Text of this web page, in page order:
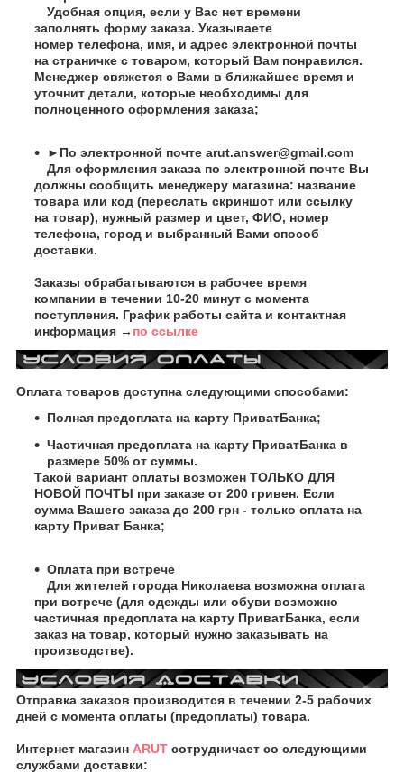
Удобная опция, если у Вас нет времени
заполнять форму заказа. Указываете
номер телефона, имя, и адрес электронной почты
на страничке с товаром, который Вам понравился.
Менеджер свяжется с Вами в ближайшее время и
уточнит детали, которые необходимы для
полноценного оформления заказа;
►По электронной почте arut.answer@gmail.com
Для оформления заказа по электронной почте Вы
должны сообщить менеджеру магазина: название
товара или код (переслать скриншот или ссылку
на товар), нужный размер и цвет, ФИО, номер
телефона, город и выбранный Вами способ
доставки.
Заказы обрабатываются в рабочее время
компании в течении 10-20 минут с момента
поступления. График работы сайта и контактная
информация → по ссылке
Оплата товаров доступна следующими способами:
Полная предоплата на карту ПриватБанка;
Частичная предоплата на карту ПриватБанка в
размере 50% от суммы.
Такой вариант оплаты возможен ТОЛЬКО ДЛЯ
НОВОЙ ПОЧТЫ при заказе от 200 гривен. Если
сумма Вашего заказа до 200 грн - только оплата на
карту Приват Банка;
Оплата при встрече
Для жителей города Николаева возможна оплата
при встрече (для одежды или обуви возможно
частичная предоплата на карту ПриватБанка, если
заказ на товар, который нужно заказывать на
производстве).
Отправка заказов производится в течении 2-5 рабочих
дней с момента оплаты (предоплаты) товара.
Интернет магазин ARUT сотрудничает со следующими
службами доставки: